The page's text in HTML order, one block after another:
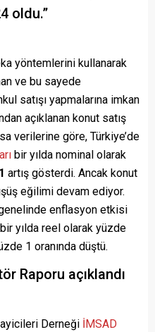
oldu.”
yöntemlerini kullanarak
ve bu sayede
satışı yapmalarına imkan
açıklanan konut satış
verilerine göre, Türkiye’de
bir yılda nominal olarak
artış gösterdi. Ancak konut
eğilimi devam ediyor.
enflasyon etkisi
yılda reel olarak yüzde
1 oranında düştü.
Raporu açıklandı
Derneği İMSAD